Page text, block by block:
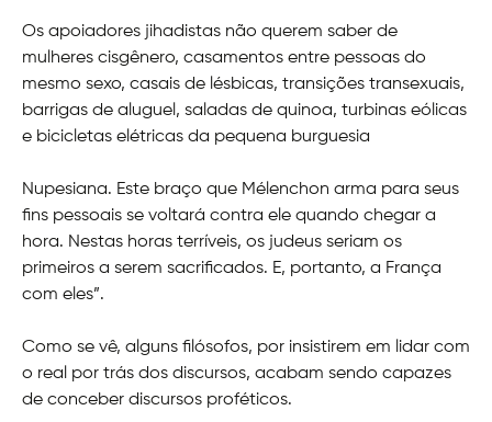
Os apoiadores jihadistas não querem saber de
mulheres cisgênero, casamentos entre pessoas do
mesmo sexo, casais de lésbicas, transições transexuais,
barrigas de aluguel, saladas de quinoa, turbinas eólicas
e bicicletas elétricas da pequena burguesia
Nupesiana. Este braço que Mélenchon arma para seus
fins pessoais se voltará contra ele quando chegar a
hora. Nestas horas terríveis, os judeus seriam os
primeiros a serem sacrificados. E, portanto, a França
com eles”.
Como se vê, alguns filósofos, por insistirem em lidar com
o real por trás dos discursos, acabam sendo capazes
de conceber discursos proféticos.